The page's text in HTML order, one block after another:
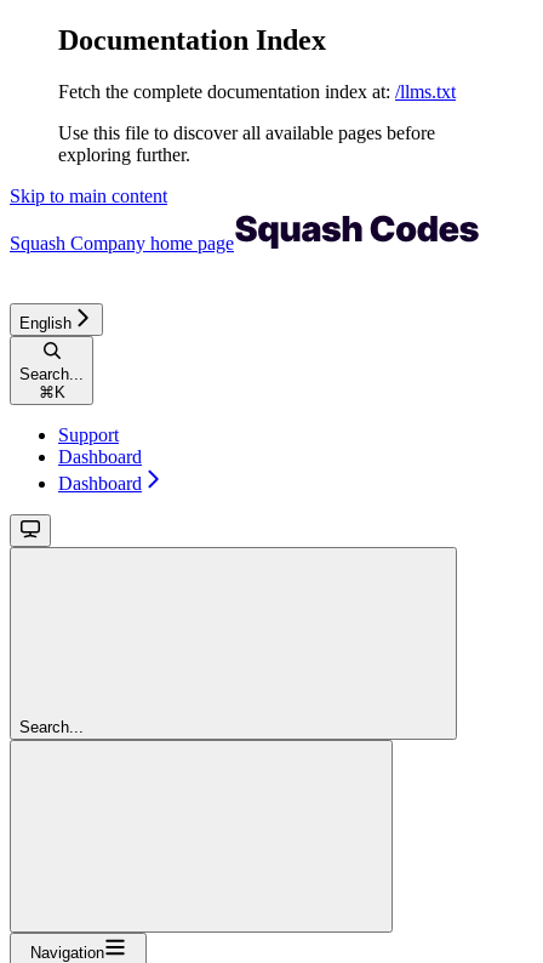
Documentation Index
Fetch the complete documentation index at: /llms.txt
Use this file to discover all available pages before
exploring further.
Skip to main content
Squash Company home page
English
Search...
⌘ K
Support
Dashboard
Dashboard
Search...
Navigation